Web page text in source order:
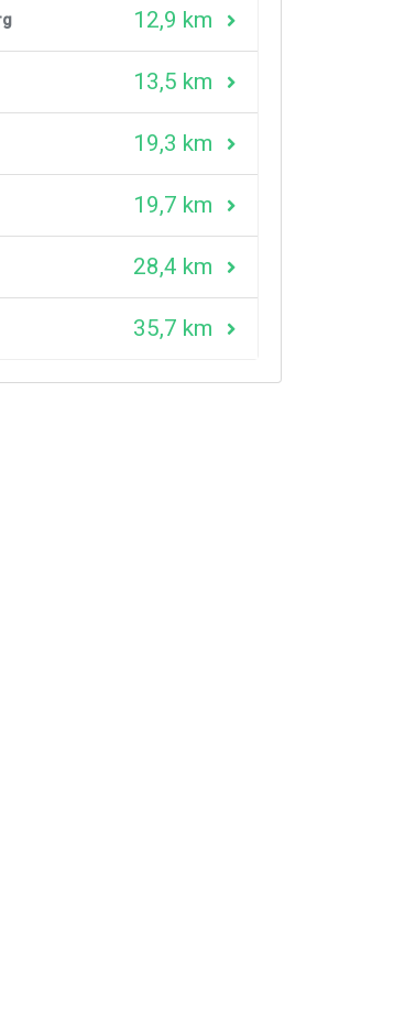
12,9 km
13,5 km
19,3 km
19,7 km
28,4 km
35,7 km